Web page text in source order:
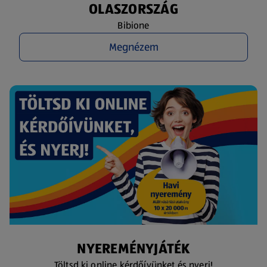
OLASZORSZÁG
Bibione
Megnézem
NYEREMÉNYJÁTÉK